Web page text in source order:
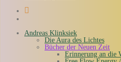
Andreas Klinksiek
Die Aura des Lichtes
Bücher der Neuen Zeit
Erinnerung an die